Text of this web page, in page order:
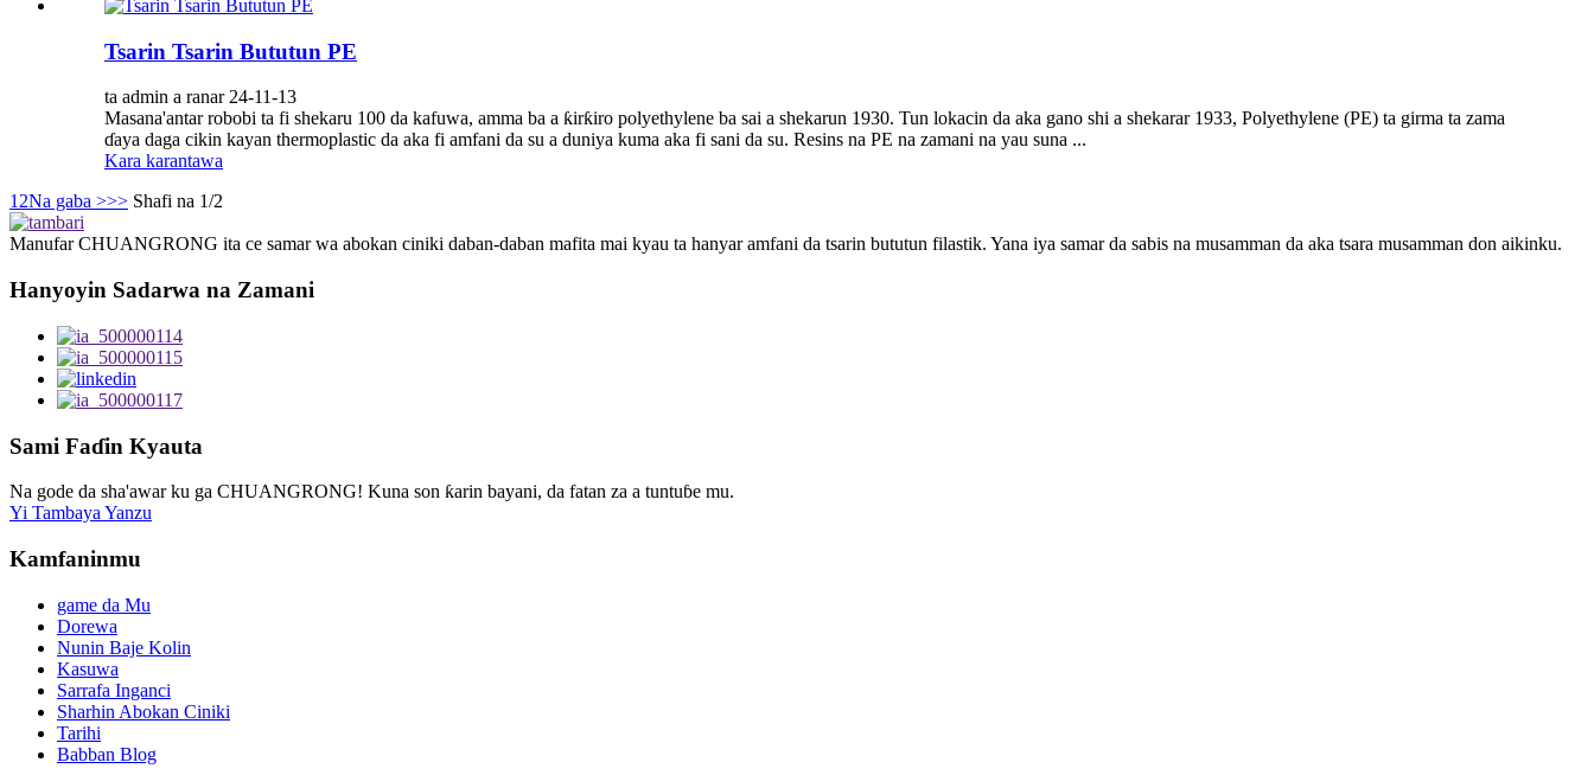
Tsarin Tsarin Bututun PE
ta admin a ranar 24-11-13
Masana'antar robobi ta fi shekaru 100 da kafuwa, amma ba a ƙirƙiro polyethylene ba sai a shekarun 1930. Tun lokacin da aka gano shi a shekarar 1933, Polyethylene (PE) ta girma ta zama
ɗaya daga cikin kayan thermoplastic da aka fi amfani da su a duniya kuma aka fi sani da su. Resins na PE na zamani na yau suna ...
Kara karantawa
12Na gaba >>> Shafi na 1/2
Manufar CHUANGRONG ita ce samar wa abokan ciniki daban-daban mafita mai kyau ta hanyar amfani da tsarin bututun filastik. Yana iya samar da sabis na musamman da aka tsara musamman don aikinku.
Hanyoyin Sadarwa na Zamani
Sami Faɗin Kyauta
Na gode da sha'awar ku ga CHUANGRONG! Kuna son ƙarin bayani, da fatan za a tuntuɓe mu.
Yi Tambaya Yanzu
Kamfaninmu
game da Mu
Dorewa
Nunin Baje Kolin
Kasuwa
Sarrafa Inganci
Sharhin Abokan Ciniki
Tarihi
Babban Blog